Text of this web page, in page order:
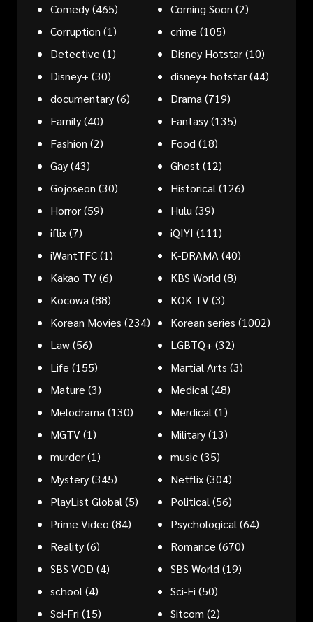
Comedy(465) Coming Soon (2)
Corruption (1) crime (105)
Detective (1) Disney Hotstar(10)
Disney+ (30) disney+ hotstar(44)
documentary(6) Drama(719)
Family(40) Fantasy(135)
Fashion (2) Food(18)
Gay(43) Ghost(12)
Gojoseon (30) Historical(126)
Horror(59) Hulu(39)
iflix(7) iQIYI (111)
iWantTFC(1) K-DRAMA(40)
Kakao TV(6) KBS World(8)
Kocowa(88) KOK TV(3)
Korean Movies (234) Korean series (1002)
Law(56) LGBTQ+ (32)
Life (155) Martial Arts (3)
Mature (3) Medical(48)
Melodrama(130) Merdical(1)
MGTV(1) Military(13)
murder(1) music(35)
Mystery(345) Netflix(304)
PlayList Global(5) Political(56)
Prime Video (84) Psychological(64)
Reality(6) Romance (670)
SBS VOD (4) SBS World(19)
school(4) Sci-Fi (50)
Sci-Fri (15) Sitcom (2)